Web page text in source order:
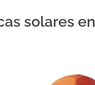
solares